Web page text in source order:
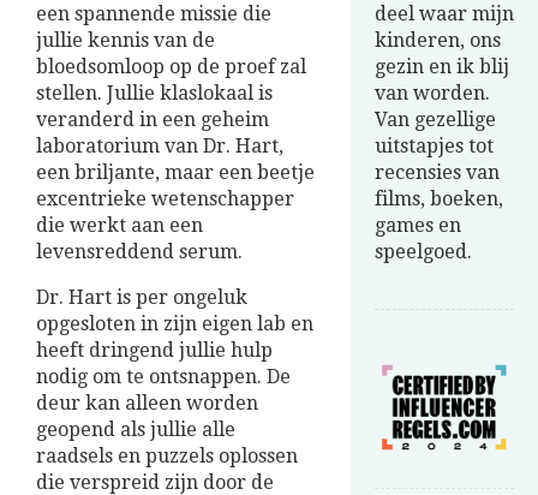
een spannende missie die
jullie kennis van de
bloedsomloop op de proef zal
stellen. Jullie klaslokaal is
veranderd in een geheim
laboratorium van Dr. Hart,
een briljante, maar een beetje
excentrieke wetenschapper
die werkt aan een
levensreddend serum.
Dr. Hart is per ongeluk
opgesloten in zijn eigen lab en
heeft dringend jullie hulp
nodig om te ontsnappen. De
deur kan alleen worden
geopend als jullie alle
raadsels en puzzels oplossen
die verspreid zijn door de
deel waar mijn
kinderen, ons
gezin en ik blij
van worden.
Van gezellige
uitstapjes tot
recensies van
films, boeken,
games en
speelgoed.